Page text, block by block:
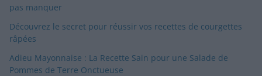
pas manquer
Découvrez le secret pour réussir vos recettes de courgettes
râpées
Adieu Mayonnaise : La Recette Sain pour une Salade de
Pommes de Terre Onctueuse